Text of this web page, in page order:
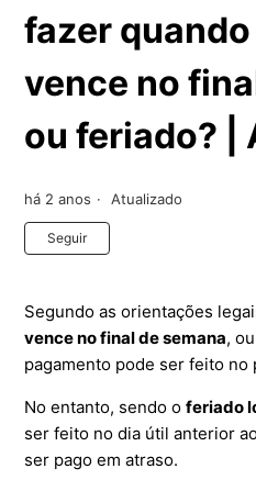
fazer
vence no
ou feriado? |
há 2 anos Atualizado
Seguir
Segundo as orientações
vence no final de semana,
pagamento pode ser feito no
No entanto, sendo oferiado
ser feito no dia útil anterior
ser pago em atraso.